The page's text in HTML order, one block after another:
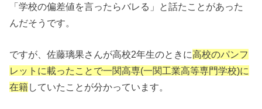
「学校の偏差値を言ったらバレる」と話たことがあった
んだそうです。
ですが、佐藤璃果さんが高校2年生のときに高校のパンフ
レットに載ったことで一関高専(一関工業高等専門学校)に
在籍していたことが分かっています。